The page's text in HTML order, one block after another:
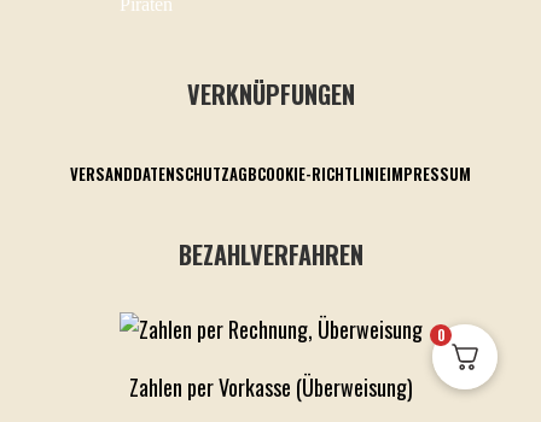
VERKNÜPFUNGEN
VERSANDDATENSCHUTZAGBCOOKIE-RICHTLINIEIMPRESSUM
BEZAHLVERFAHREN
Zahlen per Vorkasse (Überweisung)
0